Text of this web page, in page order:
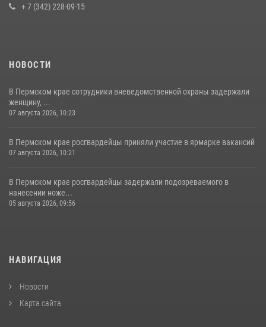
+ 7 (342) 228-09-15
НОВОСТИ
В Пермском крае сотрудники вневедомственной охраны задержали
женщину, ...
07 августа 2026, 10:23
В Пермском крае росгвардейцы приняли участие в ярмарке вакансий
07 августа 2026, 10:21
В Пермском крае росгвардейцы задержали подозреваемого в
нанесении ноже...
05 августа 2026, 09:56
НАВИГАЦИЯ
Новости
Карта сайта